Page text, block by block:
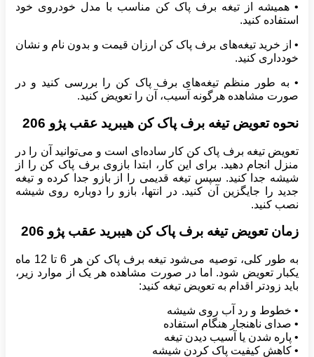
• همیشه از تیغه برف پاک کن مناسب با مدل خودروی خود
استفاده کنید.
• از خرید تیغه‌های برف پاک کن ارزان قیمت و بدون نام و نشان
خودداری کنید.
• به طور منظم تیغه‌های برف پاک کن را بررسی کنید و در
صورت مشاهده هرگونه آسیب، آن را تعویض کنید.
نحوه تعویض تیغه برف پاک کن هیبرید عقب پژو 206
تعویض تیغه برف پاک کن کار ساده‌ای است و می‌توانید آن را در
منزل انجام دهید. برای این کار، ابتدا بازوی برف پاک کن را از
شیشه جدا کنید. سپس تیغه قدیمی را از بازو جدا کرده و تیغه
جدید را جایگزین آن کنید. در انتها، بازو را دوباره روی شیشه
نصب کنید.
زمان تعویض تیغه برف پاک کن هیبرید عقب پژو 206
به طور کلی، توصیه می‌شود تیغه برف پاک کن هر 6 تا 12 ماه
یکبار تعویض شود. اما در صورت مشاهده هر یک از موارد زیر،
باید زودتر اقدام به تعویض تیغه کنید:
• خطوط و رد آب روی شیشه
• صدای ناهنجار هنگام استفاده
• پاره شدن یا آسیب دیدن تیغه
• کاهش کیفیت پاک کردن شیشه